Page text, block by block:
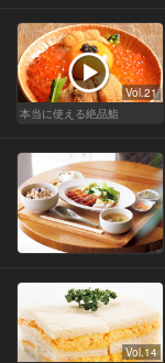
Vol.21
本当に使える絶品鮨
Vol.14